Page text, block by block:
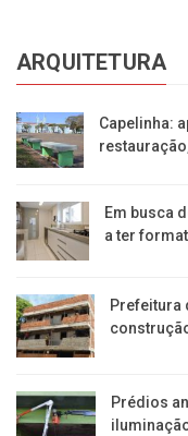
ARQUITETURA
Capelinha:
Em busca
a ter
Prefeitura
Prédios